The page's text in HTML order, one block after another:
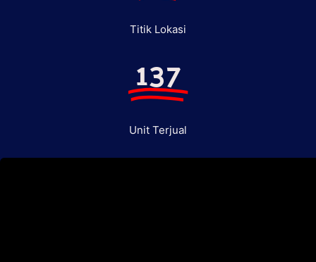
Titik Lokasi
137
Unit Terjual